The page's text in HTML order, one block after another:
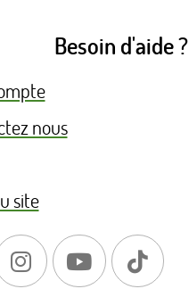
Besoin d'aide ?
nous
site